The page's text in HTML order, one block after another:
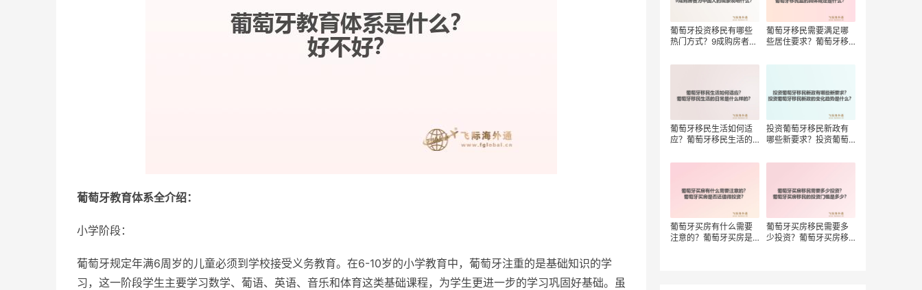
葡萄牙教育体系全介绍：
小学阶段：
葡萄牙规定年满6周岁的儿童必须到学校接受义务教育。在6-10岁的小学教育中，葡萄牙注重的是基础知识的学
习，这一阶段学生主要学习数学、葡语、英语、音乐和体育这类基础课程，为学生更进一步的学习巩固好基础。虽
葡萄牙投资移民有哪些
热门方式？9成购房者为
么？
葡萄牙移民需要满足哪
些居住要求？葡萄牙移
么？
葡萄牙移民生活如何适
应？葡萄牙移民生活的
投资葡萄牙移民新政有
哪些新要求？投资葡萄
是什么？
葡萄牙买房有什么需要
注意的？葡萄牙买房是
葡萄牙买房移民需要多
少投资？葡萄牙买房移